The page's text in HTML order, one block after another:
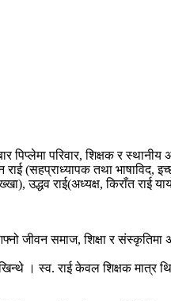
पिप्लेमा परिवार, शिक्षक र
(सहप्राध्यापक तथा भाषाविद,
उद्धव राई(अध्यक्ष, किराँत
समाज, शिक्षा र संस्कृतिमा
। स्व. राई केवल शिक्षक मात्र